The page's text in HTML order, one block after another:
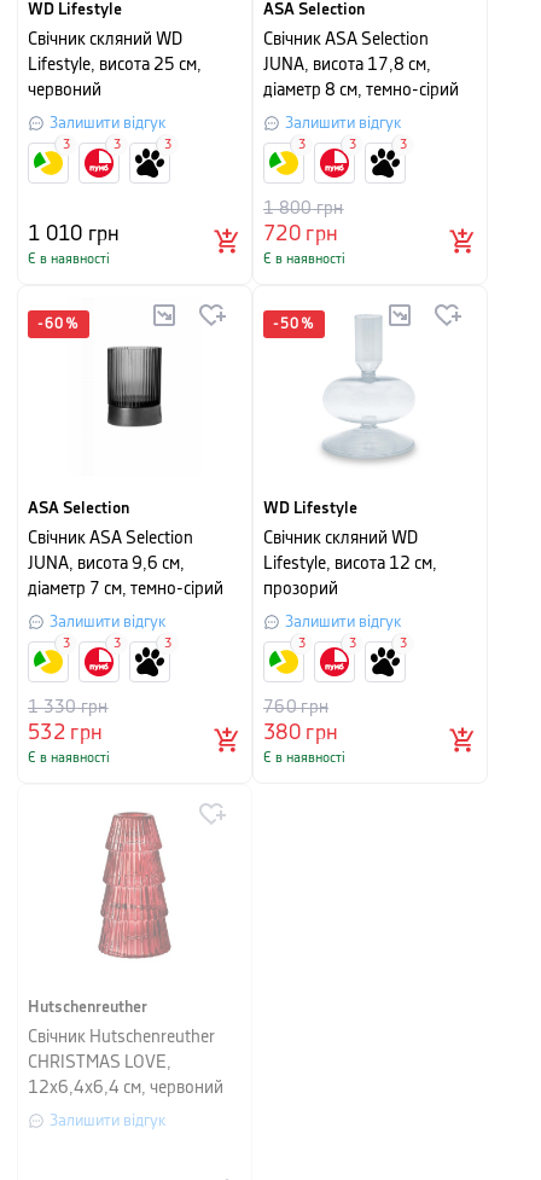
WD Lifestyle
Свічник скляний WD
Lifestyle, висота 25 см,
червоний
Залишити відгук
1 010 грн
Є в наявності
3 3 3
ASA Selection
Свічник ASA Selection
JUNA, висота 17,8 см,
діаметр 8 см, темно-сірий
Залишити відгук
720грн
1 800грн
Є в наявності
3 3 3
-60 %
ASA Selection
Свічник ASA Selection
JUNA, висота 9,6 см,
діаметр 7 см, темно-сірий
Залишити відгук
532 грн
1 330грн
Є в наявності
3 3 3
-50 %
WD Lifestyle
Свічник скляний WD
Lifestyle, висота 12 см,
прозорий
Залишити відгук
380грн
760грн
Є в наявності
3 3 3
Hutschenreuther
Свічник Hutschenreuther
CHRISTMAS LOVE,
12х6,4х6,4 см, червоний
Залишити відгук